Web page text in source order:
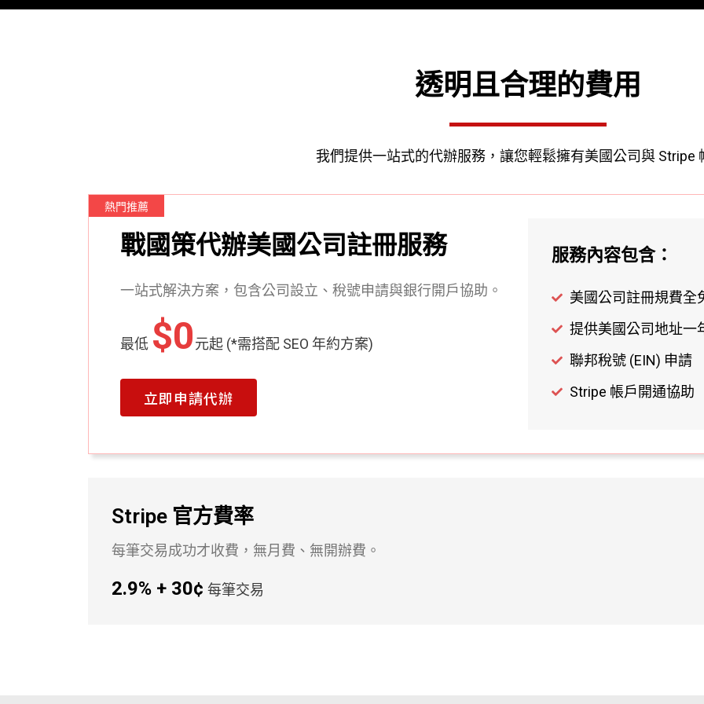
透明且合理的費用
我們提供一站式的代辦服務，讓您輕鬆擁有美國公司與 Stripe
熱門推薦
戰國策代辦美國公司註冊服務
一站式解決方案，包含公司設立、稅號申請與銀行開戶協助。
最低 $0元起 (*需搭配 SEO 年約方案)
立即申請代辦
服務內容包含：
美國公司註冊規費全
提供美國公司地址一
聯邦稅號 (EIN) 申請
Stripe 帳戶開通協助
Stripe 官方費率
每筆交易成功才收費，無月費、無開辦費。
2.9% + 30¢ 每筆交易